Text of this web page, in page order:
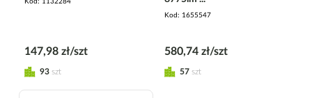
147,98 zł/szt
93 szt
Kod 1655547
580,74 zł/szt
57 szt